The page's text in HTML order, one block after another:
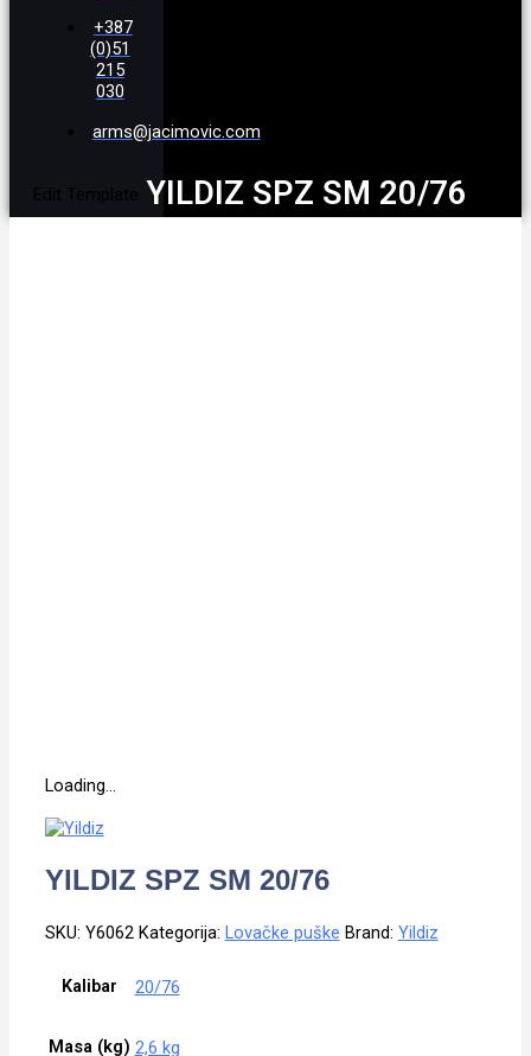
+387
(0)51
215
030
arms@jacimovic.com
Edit Template YILDIZ SPZ SM 20/76
Loading...
YILDIZ SPZ SM 20/76
SKU: Y6062 Kategorija: Lovačke puške Brand: Yildiz
Kalibar 20/76
Masa (kg) 2,6 kg